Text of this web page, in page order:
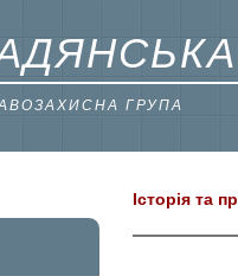
ГРУПА
Історія та